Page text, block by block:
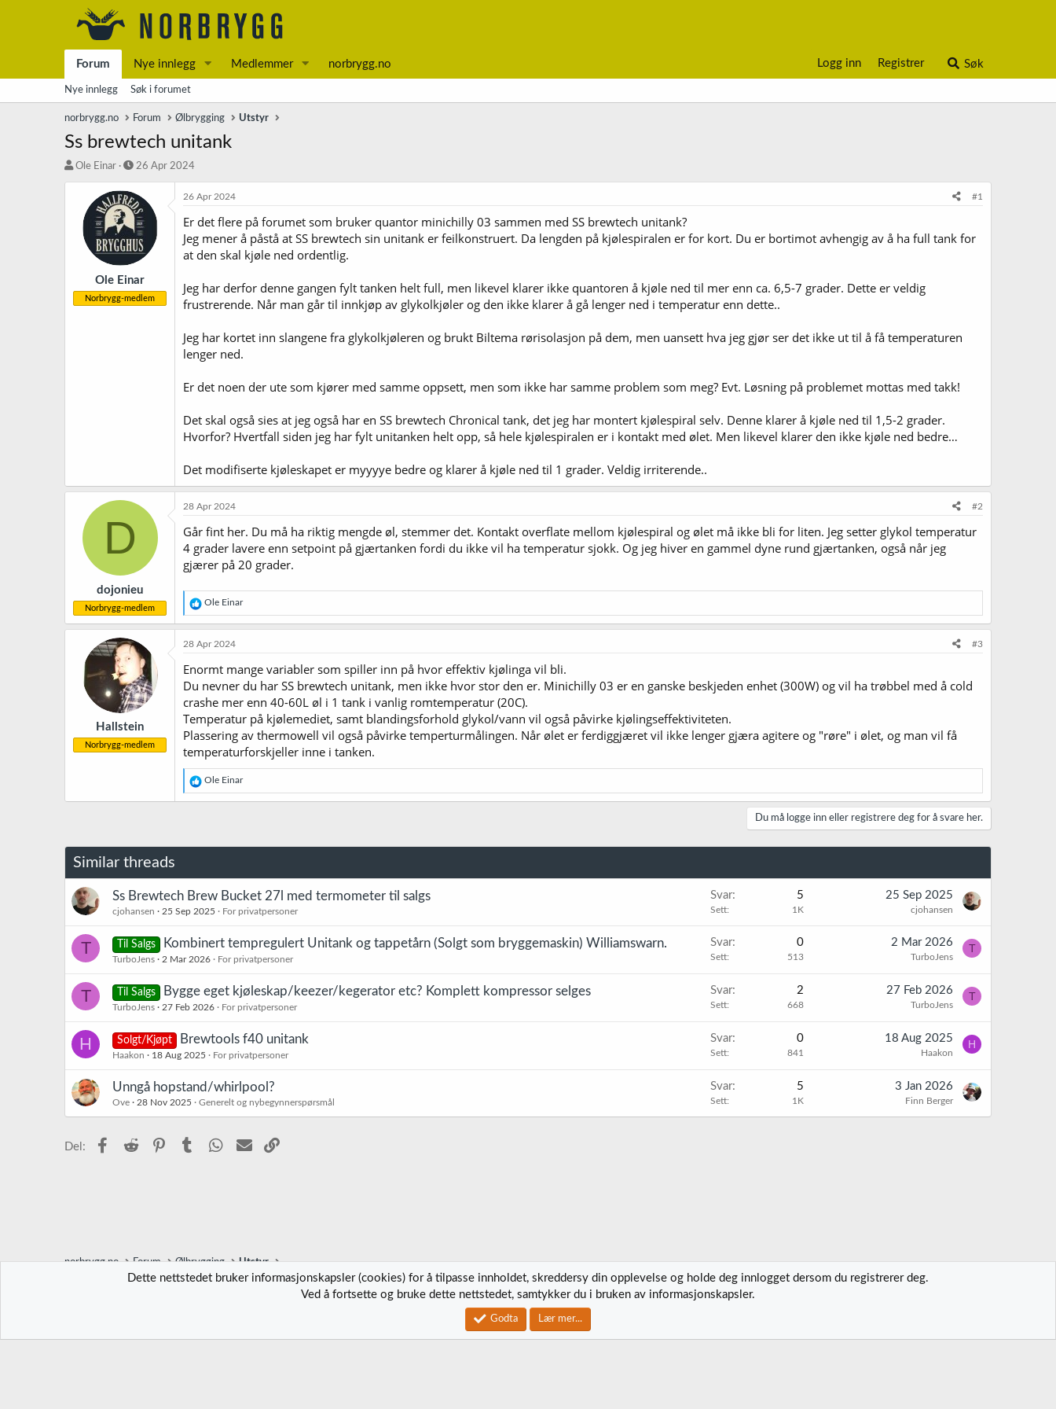
Forum Nye innlegg Medlemmer norbrygg.no Logg inn Registrer Søk
Nye innlegg Søk i forumet
norbrygg.no Forum Ølbrygging Utstyr
Ss brewtech unitank
T
e
r
Ole Einar
S
a
r
t
d
a
t
o
26 Apr 2024
Ole Einar
Norbrygg-medlem
26 Apr 2024 #1
Er det flere på forumet som bruker quantor minichilly 03 sammen med SS brewtech unitank?
Jeg mener å påstå at SS brewtech sin unitank er feilkonstruert. Da lengden på kjølespiralen er for kort. Du er bortimot avhengig av å ha full tank for
at den skal kjøle ned ordentlig.
Jeg har derfor denne gangen fylt tanken helt full, men likevel klarer ikke quantoren å kjøle ned til mer enn ca. 6,5-7 grader. Dette er veldig
frustrerende. Når man går til innkjøp av glykolkjøler og den ikke klarer å gå lenger ned i temperatur enn dette..
Jeg har kortet inn slangene fra glykolkjøleren og brukt Biltema rørisolasjon på dem, men uansett hva jeg gjør ser det ikke ut til å få temperaturen
lenger ned.
Er det noen der ute som kjører med samme oppsett, men som ikke har samme problem som meg? Evt. Løsning på problemet mottas med takk!
Det skal også sies at jeg også har en SS brewtech Chronical tank, det jeg har montert kjølespiral selv. Denne klarer å kjøle ned til 1,5-2 grader.
Hvorfor? Hvertfall siden jeg har fylt unitanken helt opp, så hele kjølespiralen er i kontakt med ølet. Men likevel klarer den ikke kjøle ned bedre…
Det modifiserte kjøleskapet er myyyye bedre og klarer å kjøle ned til 1 grader. Veldig irriterende..
D
dojonieu
Norbrygg-medlem
28 Apr 2024 #2
Går fint her. Du må ha riktig mengde øl, stemmer det. Kontakt overflate mellom kjølespiral og ølet må ikke bli for liten. Jeg setter glykol temperatur
4 grader lavere enn setpoint på gjærtanken fordi du ikke vil ha temperatur sjokk. Og jeg hiver en gammel dyne rund gjærtanken, også når jeg
gjærer på 20 grader.
R
e
a
s
o
n
e
Ole Einar
Hallstein
Norbrygg-medlem
28 Apr 2024 #3
Enormt mange variabler som spiller inn på hvor effektiv kjølinga vil bli.
Du nevner du har SS brewtech unitank, men ikke hvor stor den er. Minichilly 03 er en ganske beskjeden enhet (300W) og vil ha trøbbel med å cold
crashe mer enn 40-60L øl i 1 tank i vanlig romtemperatur (20C).
Temperatur på kjølemediet, samt blandingsforhold glykol/vann vil også påvirke kjølingseffektiviteten.
Plassering av thermowell vil også påvirke temperturmålingen. Når ølet er ferdiggjæret vil ikke lenger gjæra agitere og "røre" i ølet, og man vil få
temperaturforskjeller inne i tanken.
R
e
a
e
r
Ole Einar
Du må logge inn eller registrere deg for å svare her.
Similar threads
Ss Brewtech Brew Bucket 27l med termometer til salgs
cjohansen 25 Sep 2025 For privatpersoner
Svar 5
Sett 1K
25 Sep 2025
cjohansen
T Til Salgs Kombinert tempregulert Unitank og tappetårn (Solgt som bryggemaskin) Williamswarn.
TurboJens 2 Mar 2026 For privatpersoner
Svar 0
Sett 513
2 Mar 2026
TurboJens
T
T Til Salgs Bygge eget kjøleskap/keezer/kegerator etc? Komplett kompressor selges
TurboJens 27 Feb 2026 For privatpersoner
Svar 2
Sett 668
27 Feb 2026
TurboJens
T
H Solgt/Kjøpt Brewtools f40 unitank
Haakon 18 Aug 2025 For privatpersoner
Svar 0
Sett 841
18 Aug 2025
Haakon
H
Unngå hopstand/whirlpool?
Ove 28 Nov 2025 Generelt og nybegynnerspørsmål
Svar 5
Sett 1K
3 Jan 2026
Finn Berger
Del: Facebook
Reddit PinterestTumblr WhatsApp
E-post
norbrygg.no Forum Ølbrygging Utstyr
Kontakt oss Vilkår og regler
Community platform by XenForo ®
Dette nettstedet bruker informasjonskapsler (cookies) for å tilpasse innholdet, skreddersy din opplevelse og holde deg innlogget dersom du registrerer deg.
Ved å fortsette og bruke dette nettstedet, samtykker du i bruken av informasjonskapsler.
Godta Lær mer...